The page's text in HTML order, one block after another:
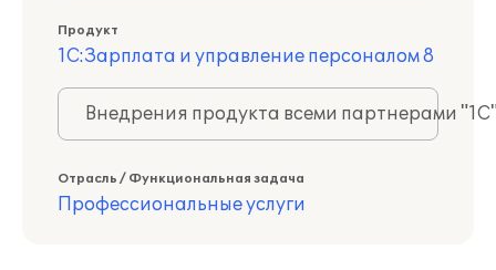
Продукт
1С:Зарплата и управление персоналом 8
Внедрения продукта всеми партнерами
Отрасль / Функциональная задача
Профессиональные услуги